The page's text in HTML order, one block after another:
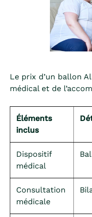
Le prix d’un ballon
médical et de
Éléments
inclus
Dispositif
médical
Consultation
médicale